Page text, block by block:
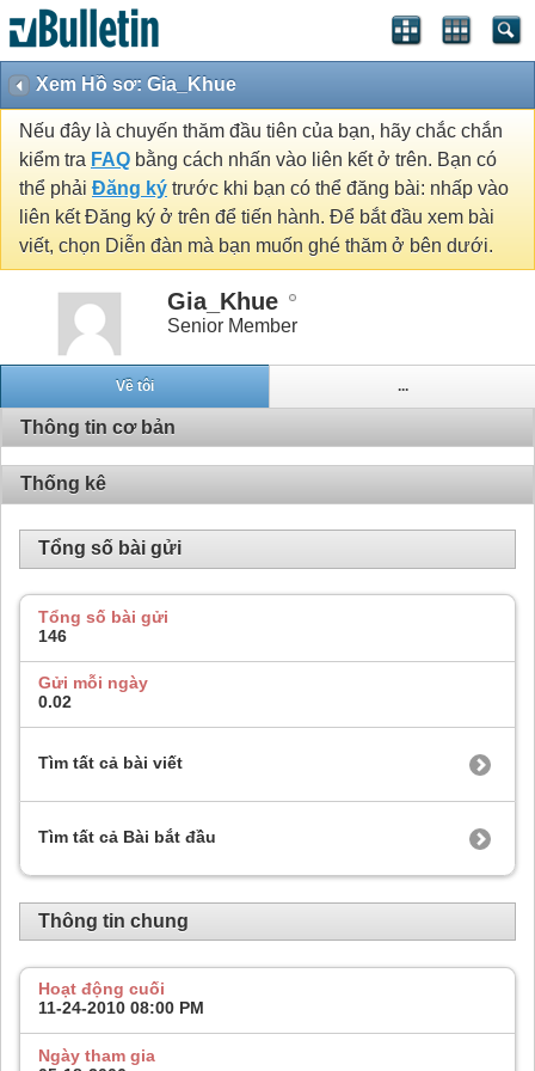
Xem Hồ sơ: Gia_Khue
Nếu đây là chuyến thăm đầu tiên của bạn, hãy chắc chắn
kiểm tra FAQ bằng cách nhấn vào liên kết ở trên. Bạn có
thể phải Đăng ký trước khi bạn có thể đăng bài: nhấp vào
liên kết Đăng ký ở trên để tiến hành. Để bắt đầu xem bài
viết, chọn Diễn đàn mà bạn muốn ghé thăm ở bên dưới.
Gia_Khue
Senior Member
Về tôi ...
Thông tin cơ bản
Thống kê
Tổng số bài gửi
Tổng số bài gửi
146
Gửi mỗi ngày
0.02
Tìm tất cả bài viết
Tìm tất cả Bài bắt đầu
Thông tin chung
Hoạt động cuối
11-24-2010 08:00 PM
Ngày tham gia